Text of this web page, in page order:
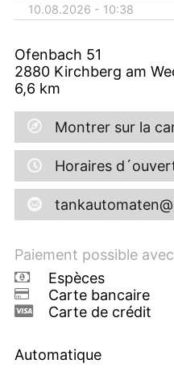
10.08.2026 - 10:38
Ofenbach 51
2880 Kirchberg am
6,6 km
Montrer sur la
Horaires
Paiement possible
Espèces
Carte bancaire
Carte de crédit
Automatique